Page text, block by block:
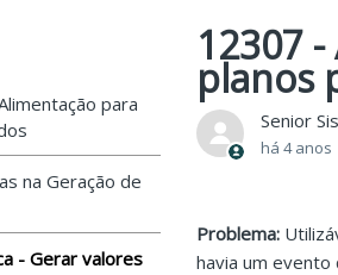
para
na Geração de
- Gerar valores
12307
planos
Senior
há 4 anos
Problema:
havia um evento